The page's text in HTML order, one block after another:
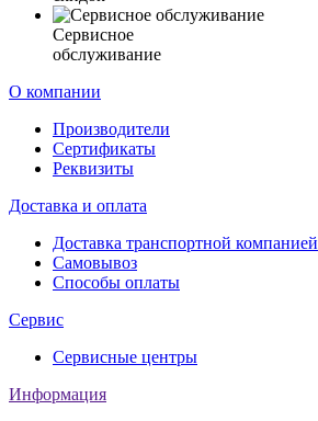
Сервисное
обслуживание
О компании
Производители
Сертификаты
Реквизиты
Доставка и оплата
Доставка транспортной компанией
Самовывоз
Способы оплаты
Сервис
Сервисные центры
Информация